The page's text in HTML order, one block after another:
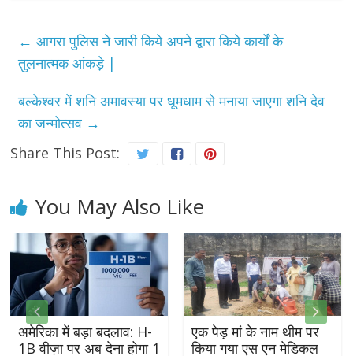
← आगरा पुलिस ने जारी किये अपने द्वारा किये कार्यों के
तुलनात्मक आंकड़े |
बल्केश्वर में शनि अमावस्या पर धूमधाम से मनाया जाएगा शनि देव
का जन्मोत्सव →
Share This Post:
You May Also Like
में बड़ा बदलाव: H-
वीज़ा पर अब देना होगा 1
एक पेड़ मां के नाम थीम पर
किया गया एस एन मेडिकल